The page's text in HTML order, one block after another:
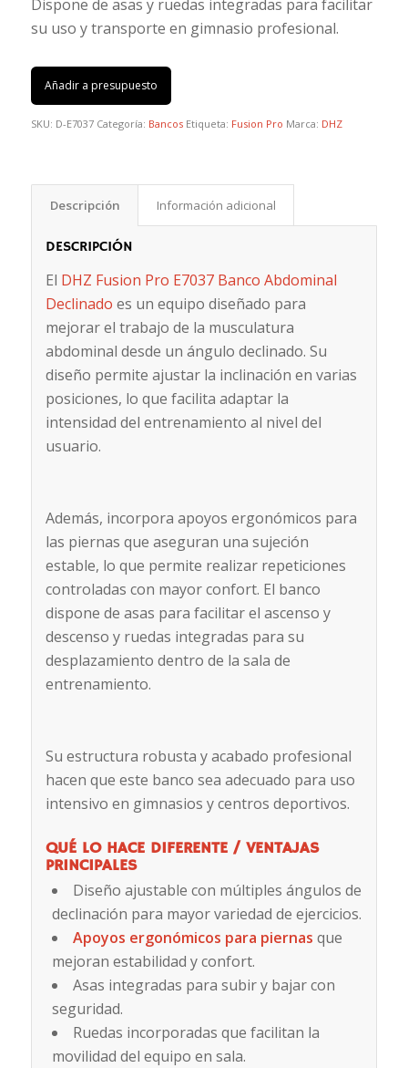
Dispone de asas y ruedas integradas para facilitar
su uso y transporte en gimnasio profesional.
Añadir a presupuesto
SKU: D-E7037 Categoría: Bancos Etiqueta: Fusion Pro Marca: DHZ
Descripción Información adicional
DESCRIPCIÓN
El DHZ Fusion Pro E7037 Banco Abdominal
Declinado es un equipo diseñado para
mejorar el trabajo de la musculatura
abdominal desde un ángulo declinado. Su
diseño permite ajustar la inclinación en varias
posiciones, lo que facilita adaptar la
intensidad del entrenamiento al nivel del
usuario.
Además, incorpora apoyos ergonómicos para
las piernas que aseguran una sujeción
estable, lo que permite realizar repeticiones
controladas con mayor confort. El banco
dispone de asas para facilitar el ascenso y
descenso y ruedas integradas para su
desplazamiento dentro de la sala de
entrenamiento.
Su estructura robusta y acabado profesional
hacen que este banco sea adecuado para uso
intensivo en gimnasios y centros deportivos.
QUÉ LO HACE DIFERENTE / VENTAJAS
PRINCIPALES
Diseño ajustable con múltiples ángulos de
declinación para mayor variedad de ejercicios.
Apoyos ergonómicos para piernas que
mejoran estabilidad y confort.
Asas integradas para subir y bajar con
seguridad.
Ruedas incorporadas que facilitan la
movilidad del equipo en sala.